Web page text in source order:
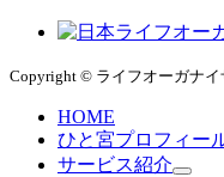
Copyright © ライフオーガナ
HOME
ひと宮プロフィー
サービス紹介